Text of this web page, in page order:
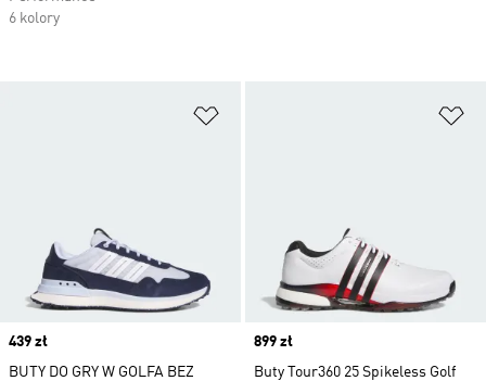
Price
439 zł
BUTY DO GRY W GOLFA BEZ
Price
899 zł
Buty Tour360 25 Spikeless Golf
6 kolory